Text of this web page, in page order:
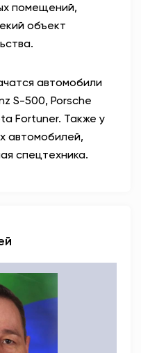
помещений,
объект
автомобили
S-500, Porsche
Fortuner. Также у
автомобилей,
спецтехника.